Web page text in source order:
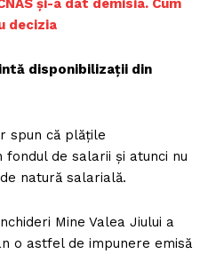
și-a dat demisia. Cum
decizia
disponibilizații din
spun că plățile
de salarii și atunci nu
natură salarială.
Mine Valea Jiului a
o astfel de impunere emisă